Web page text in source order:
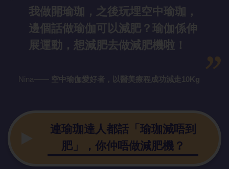
我做開瑜珈，之後玩埋空中瑜珈，
邊個話做瑜伽可以減肥？瑜伽係伸
展運動，想減肥去做減肥機啦！
Nina—— 空中瑜伽愛好者，以醫美療程成功減走10Kg
連瑜珈達人都話「瑜珈減唔到
肥」，你仲唔做減肥機？